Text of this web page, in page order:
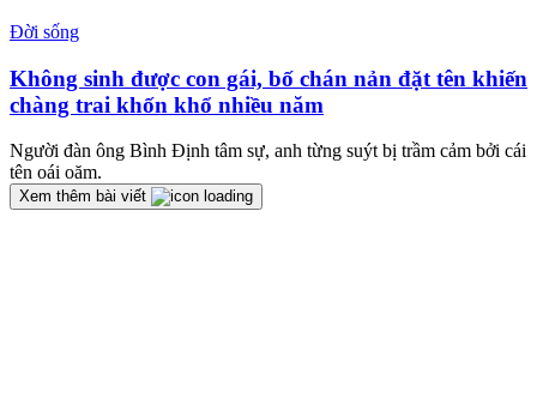
Đời sống
Không sinh được con gái, bố chán nản đặt tên khiến
chàng trai khốn khổ nhiều năm
Người đàn ông Bình Định tâm sự, anh từng suýt bị trầm cảm bởi cái
tên oái oăm.
Xem thêm bài viết